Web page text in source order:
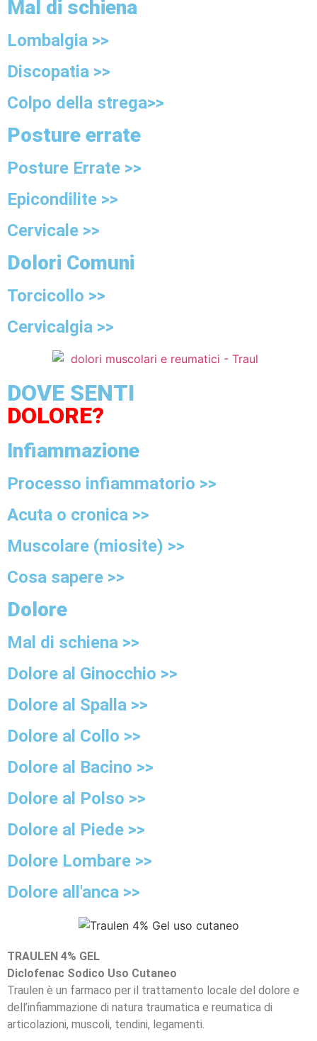
Mal di schiena
Lombalgia >>
Discopatia >>
Colpo della strega>>
Posture errate
Posture Errate >>
Epicondilite >>
Cervicale >>
Dolori Comuni
Torcicollo >>
Cervicalgia >>
DOVE SENTI
DOLORE?
Infiammazione
Processo infiammatorio >>
Acuta o cronica >>
Muscolare (miosite) >>
Cosa sapere >>
Dolore
Mal di schiena >>
Dolore al Ginocchio >>
Dolore al Spalla >>
Dolore al Collo >>
Dolore al Bacino >>
Dolore al Polso >>
Dolore al Piede >>
Dolore Lombare >>
Dolore all'anca >>
TRAULEN 4% GEL
Diclofenac Sodico Uso Cutaneo
Traulen è un farmaco per il trattamento locale del dolore e
dell’infiammazione di natura traumatica e reumatica di
articolazioni, muscoli, tendini, legamenti.